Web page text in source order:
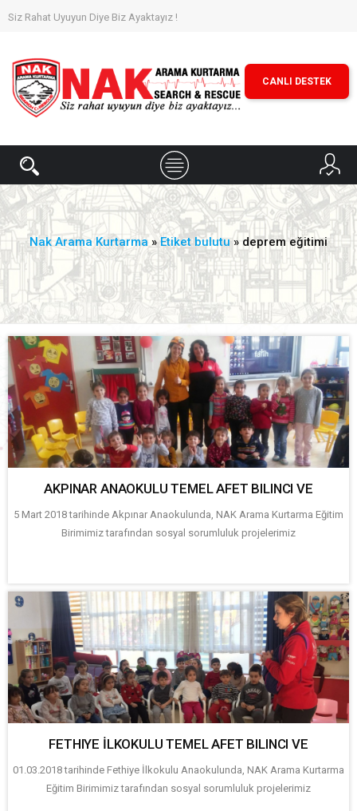
Siz Rahat Uyuyun Diye Biz Ayaktayız !
CANLI DESTEK
Nak Arama Kurtarma »Etiket bulutu» deprem eğitimi
AKPINAR ANAOKULU TEMEL AFET BILINCI VE
5 Mart 2018 tarihinde Akpınar Anaokulunda, NAK Arama Kurtarma Eğitim
Birimimiz tarafından sosyal sorumluluk projelerimiz
FETHIYE İLKOKULU TEMEL AFET BILINCI VE
01.03.2018 tarihinde Fethiye İlkokulu Anaokulunda, NAK Arama Kurtarma
Eğitim Birimimiz tarafından sosyal sorumluluk projelerimiz